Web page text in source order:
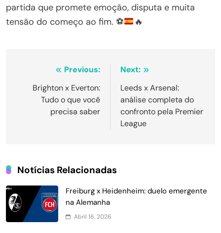
partida que promete emoção, disputa e muita
tensão do começo ao fim. ⚽ 🔥
NavegaçãoPrevious:
Brighton x Everton:
Tudo o que você
precisa saber
Next:
Leeds x Arsenal:
análise completa do
confronto pela Premier
League
Notícias Relacionadas
Freiburg x Heidenheim: duelo emergente
na Alemanha
Abril 16, 2026